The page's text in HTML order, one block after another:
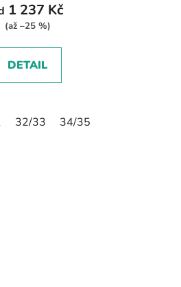
1 237 Kč
(až –25 %)
DETAIL
32/33 34/35